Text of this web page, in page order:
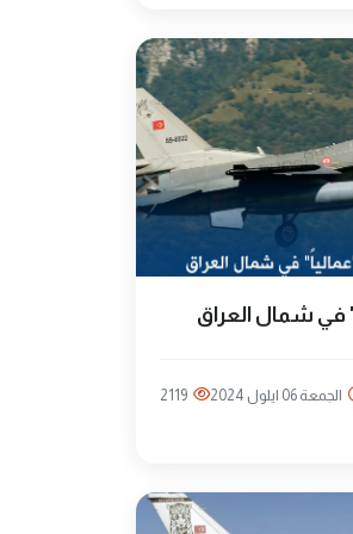
الجمعة 06 ايلول 2024 2119